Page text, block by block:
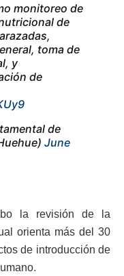
monitoreo de
de
toma de
y
de
de
June
la revisión de la
orienta más del 30
de introducción de